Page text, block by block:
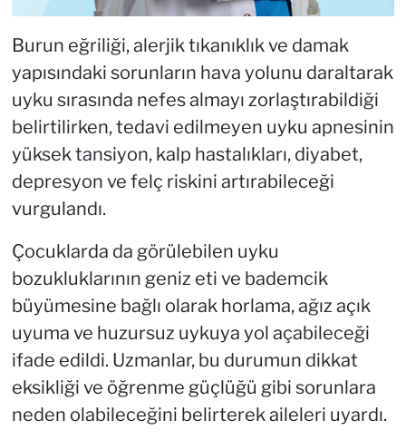
Burun eğriliği, alerjik tıkanıklık ve damak
yapısındaki sorunların hava yolunu daraltarak
uyku sırasında nefes almayı zorlaştırabildiği
belirtilirken, tedavi edilmeyen uyku apnesinin
yüksek tansiyon, kalp hastalıkları, diyabet,
depresyon ve felç riskini artırabileceği
vurgulandı.
Çocuklarda da görülebilen uyku
bozukluklarının geniz eti ve bademcik
büyümesine bağlı olarak horlama, ağız açık
uyuma ve huzursuz uykuya yol açabileceği
ifade edildi. Uzmanlar, bu durumun dikkat
eksikliği ve öğrenme güçlüğü gibi sorunlara
neden olabileceğini belirterek aileleri uyardı.